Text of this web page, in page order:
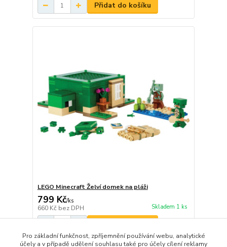
Přidat do košíku
LEGO Minecraft Želví domek na pláži
799 Kč/ks
660 Kč bez DPH Skladem 1 ks
Pro základní funkčnost, zpříjemnění používání webu, analytické
účely a v případě udělení souhlasu také pro účely cílení reklamy